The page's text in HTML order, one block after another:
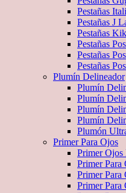
Pestañas
Pestañas J
Pestañas
Pestañas
Pestañas
Pestañas
Plumín Delineador
Plumín
Plumín
Plumín
Plumín
Plumón
Primer Para Ojos
Primer Ojos
Primer Para
Primer Para
Primer Para